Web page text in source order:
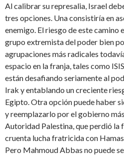
Al calibrar su represalia, Israel
tres opciones. Una consistiría en
enemigo. El riesgo de este camino
grupo extremista del poder bien
agrupaciones más radicales
espacio en la franja, tales como
están desafiando seriamente al
Irak y entablando un creciente
Egipto. Otra opción puede haber
y reemplazarlo por el gobierno
Autoridad Palestina, que perdió la
cruenta lucha fratricida con
Pero Mahmoud Abbas no puede